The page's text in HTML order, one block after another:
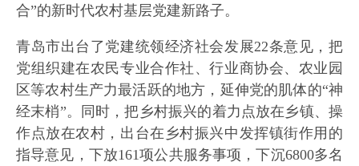
合”的新时代农村基层党建新路子。
青岛市出台了党建统领经济社会发展22条意见，把
党组织建在农民专业合作社、行业商协会、农业园
区等农村生产力最活跃的地方，延伸党的肌体的“神
经末梢”。同时，把乡村振兴的着力点放在乡镇、操
作点放在农村，出台在乡村振兴中发挥镇街作用的
指导意见，下放161项公共服务事项，下沉6800多名